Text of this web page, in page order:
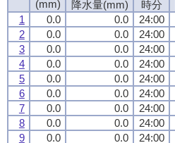
(mm)
降水量(mm) 時分
1
0.0 0.0 24:00
2
0.0 0.0 24:00
3
0.0 0.0 24:00
4
0.0 0.0 24:00
5
0.0 0.0 24:00
6
0.0 0.0 24:00
7
0.0 0.0 24:00
8
0.0 0.0 24:00
9
0.0 0.0 24:00